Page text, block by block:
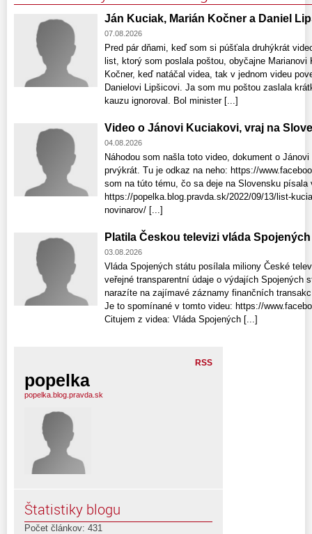
Ján Kuciak, Marián Kočner a Daniel
07.08.2026
Pred pár dňami, keď som si púšťala druhýkrát
list, ktorý som poslala poštou, obyčajne
Kočner, keď natáčal videa, tak v jednom videu
Danielovi Lipšicovi. Ja som mu poštou zaslala
kauzu ignoroval. Bol minister [...]
Video o Jánovi Kuciakovi, vraj na
04.08.2026
Náhodou som našla toto video, dokument o
prvýkrát. Tu je odkaz na neho: https://
som na túto tému, čo sa deje na Slovensku
https://popelka.blog.pravda.sk/2022/09/13/list-
novinarov/ [...]
Platila Českou televizi vláda
03.08.2026
Vláda Spojených státu posílala miliony České
veřejné transparentní údaje o výdajích Spojených
narazíte na zajímavé záznamy finančních
Je to spomínané v tomto videu: https://
Citujem z videa: Vláda Spojených [...]
RSS
popelka
popelka.blog.pravda.sk
Štatistiky blogu
Počet článkov: 431